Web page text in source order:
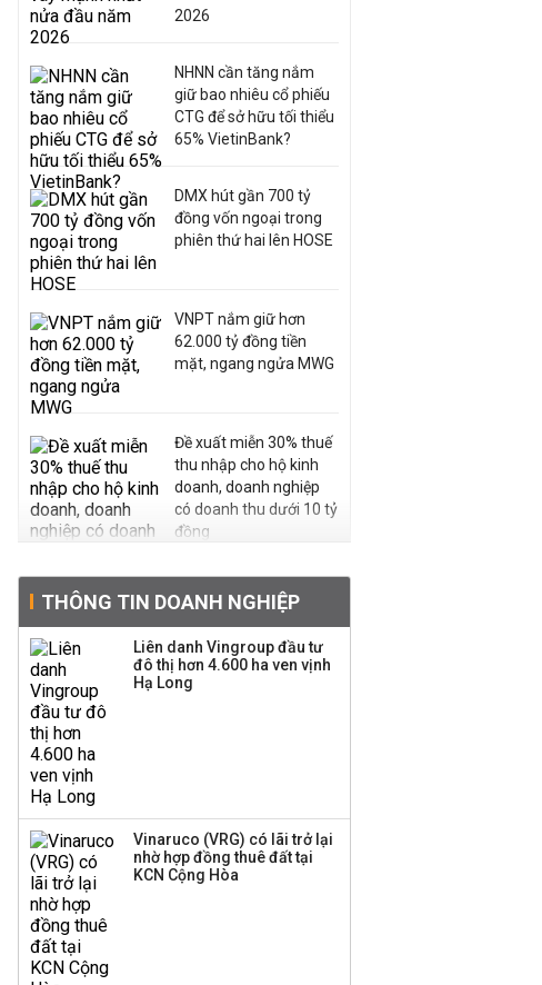
2026
NHNN cần tăng nắm
giữ bao nhiêu cổ phiếu
CTG để sở hữu tối thiểu
65% VietinBank?
DMX hút gần 700 tỷ
đồng vốn ngoại trong
phiên thứ hai lên HOSE
VNPT nắm giữ hơn
62.000 tỷ đồng tiền
mặt, ngang ngửa MWG
Đề xuất miễn 30% thuế
thu nhập cho hộ kinh
doanh, doanh nghiệp
có doanh thu dưới 10 tỷ
đồng
gần 500 triệu cổ phiếu,
tăng vốn lên gần
77.800 tỷ
phiếu, người làm chủ
tịch ở tuổi 27
THÔNG TIN DOANH NGHIỆP
Liên danh Vingroup đầu tư
đô thị hơn 4.600 ha ven vịnh
Hạ Long
Vinaruco (VRG) có lãi trở lại
nhờ hợp đồng thuê đất tại
KCN Cộng Hòa